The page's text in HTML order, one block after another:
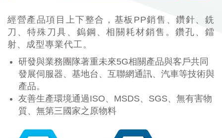
經營產品項目上下整合，基板PP銷售、鑽針、銑
刀、特殊刀具、鎢鋼、相關耗材銷售。鑽孔、鐳
射、成型專業代工。
研發與業務團隊著重未來5G相關產品與客戶共同
發展伺服器、基地台、互聯網通訊、汽車等技術與
產品。
友善生產環境通過ISO、MSDS、SGS、無有害物
質、無第三國家之原物料